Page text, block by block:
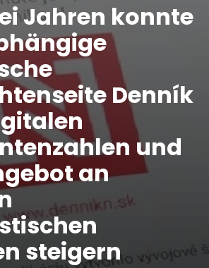
Jahren konnte
Denník
und
an
steigern